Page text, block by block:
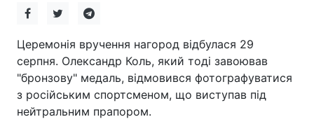
Церемонія вручення нагород відбулася 29
серпня. Олександр Коль, який тоді завоював
"бронзову" медаль, відмовився фотографуватися
з російським спортсменом, що виступав під
нейтральним прапором.